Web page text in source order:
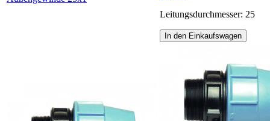
Leitungsdurchmesser: 25
In den Einkaufswagen